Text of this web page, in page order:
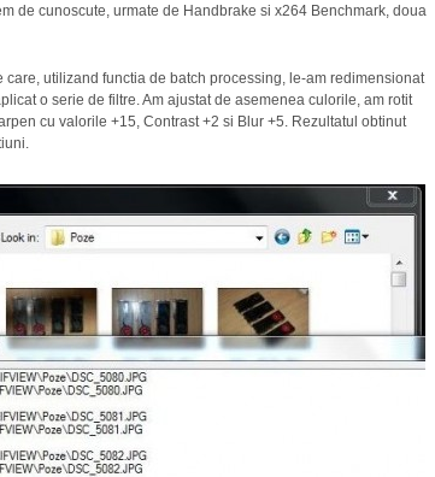
de cunoscute, urmate de Handbrake si x264 Benchmark, doua
utilizand functia de batch processing, le-am redimensionat
o serie de filtre. Am ajustat de asemenea culorile, am rotit
cu valorile +15, Contrast +2 si Blur +5. Rezultatul obtinut